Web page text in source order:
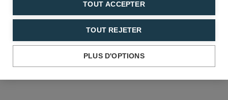
TOUT ACCEPTER
TOUT REJETER
PLUS D'OPTIONS